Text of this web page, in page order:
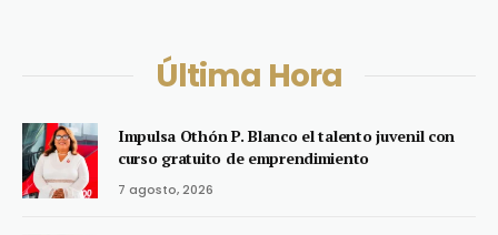
Última Hora
Impulsa Othón P. Blanco el talento juvenil con
curso gratuito de emprendimiento
7 agosto, 2026